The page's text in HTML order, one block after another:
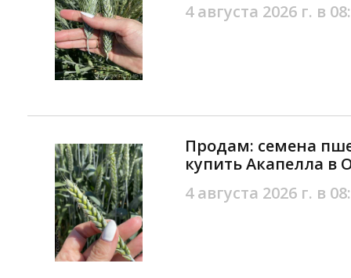
4 августа 2026 г. в
Продам: семена
купить Акапелла в
4 августа 2026 г. в